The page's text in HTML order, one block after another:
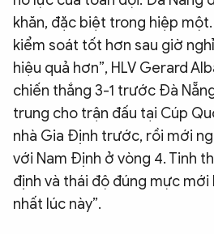
khăn, đặc biệt trong hiệp
kiểm soát tốt hơn sau giờ
hiệu quả hơn”, HLV Gerard
chiến thắng 3-1 trước Đà
trung cho trận đấu tại Cúp
nhà Gia Định trước, rồi mới
với Nam Định ở vòng 4. Tinh
định và thái độ đúng mực
nhất lúc này”.